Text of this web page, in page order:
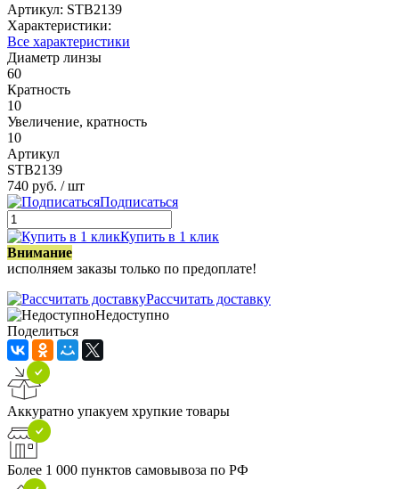
Артикул: STB2139
Характеристики:
Все характеристики
Диаметр линзы
60
Кратность
10
Увеличение, кратность
10
Артикул
STB2139
740 руб. / шт
Подписаться
Купить в 1 клик
Внимание
исполняем заказы только по предоплате!
Рассчитать доставку
Недоступно
Поделиться
Аккуратно упакуем хрупкие товары
Более 1 000 пунктов самовывоза по РФ